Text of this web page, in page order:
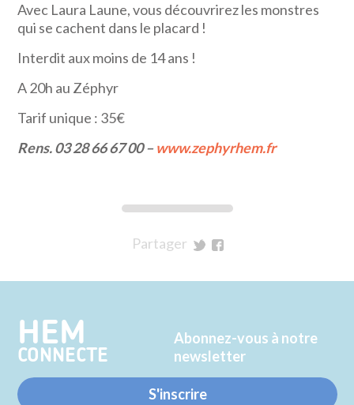
Avec Laura Laune, vous découvrirez les monstres
qui se cachent dans le placard !
Interdit aux moins de 14 ans !
A 20h au Zéphyr
Tarif unique : 35€
Rens. 03 28 66 67 00 – www.zephyrhem.fr
Partager
Twitter
Facebook
HEM
CONNECTE
Abonnez-vous à notre
newsletter
S'inscrire